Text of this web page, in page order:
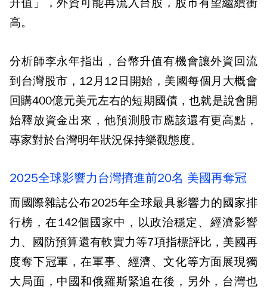
高。
分析師李永年指出，台幣升值有機會讓外資回流
到台灣股市，12月12日開始，美國每個月大概會
回購400億元美元左右的短期國債，也就是說會開
始釋放資金出來，他預測股市應該還有更高點，
專家對於台灣明年狀況保持樂觀態度。
2025全球影響力台灣擠進前20名 美國再奪冠
而國際雜誌公布2025年全球最具影響力的國家排
行榜，在142個國家中，以政治穩定、經濟影響
力、國防預算還有軟實力等7項指標評比，美國再
度奪下冠軍，在軍事、經濟、文化等方面展現獨
大局面，中國和俄羅斯緊追在後，另外，台灣也